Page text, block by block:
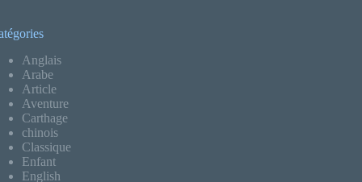
Anglais
Arabe
Article
Aventure
Carthage
chinois
Classique
Enfant
English